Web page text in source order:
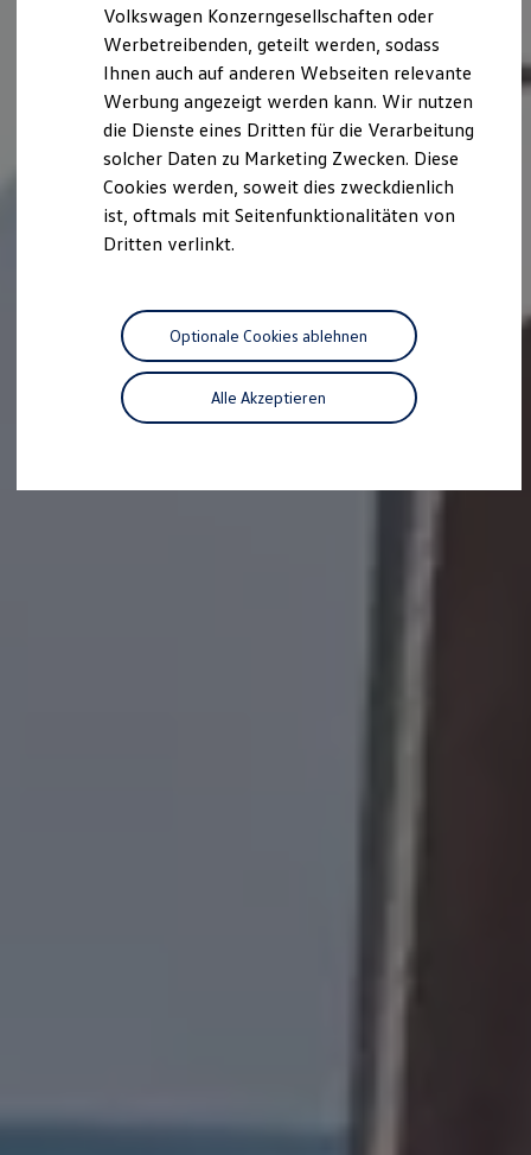
Bidirektionales Laden
Förderung & Kosten der Elektrofahrzeuge
Fördermöglichkeiten für Privatkunden
Kostensimulator
Autonomes Fahren
Mehr zum ID. Buzz
California Welt
California Club
California Magazin & Ratgeber
California Reisen & Erlebnisse
California App
California Lifestyle & Zubehör
Übernachten im California
Unternehmen
Karriere im Autohaus
Volkswagen Konzerngesellschaften oder
Werbetreibenden, geteilt werden, sodass
Ihnen auch auf anderen Webseiten relevante
Werbung angezeigt werden kann. Wir nutzen
die Dienste eines Dritten für die Verarbeitung
solcher Daten zu Marketing Zwecken. Diese
Cookies werden, soweit dies zweckdienlich
ist, oftmals mit Seitenfunktionalitäten von
Dritten verlinkt.
Alle Akzeptieren
Optionale Cookies ablehnen